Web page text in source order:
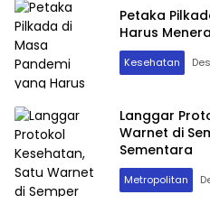
Petaka
Harus
Kesehatan
Langgar
Warnet di
Sementara
Metropolitan